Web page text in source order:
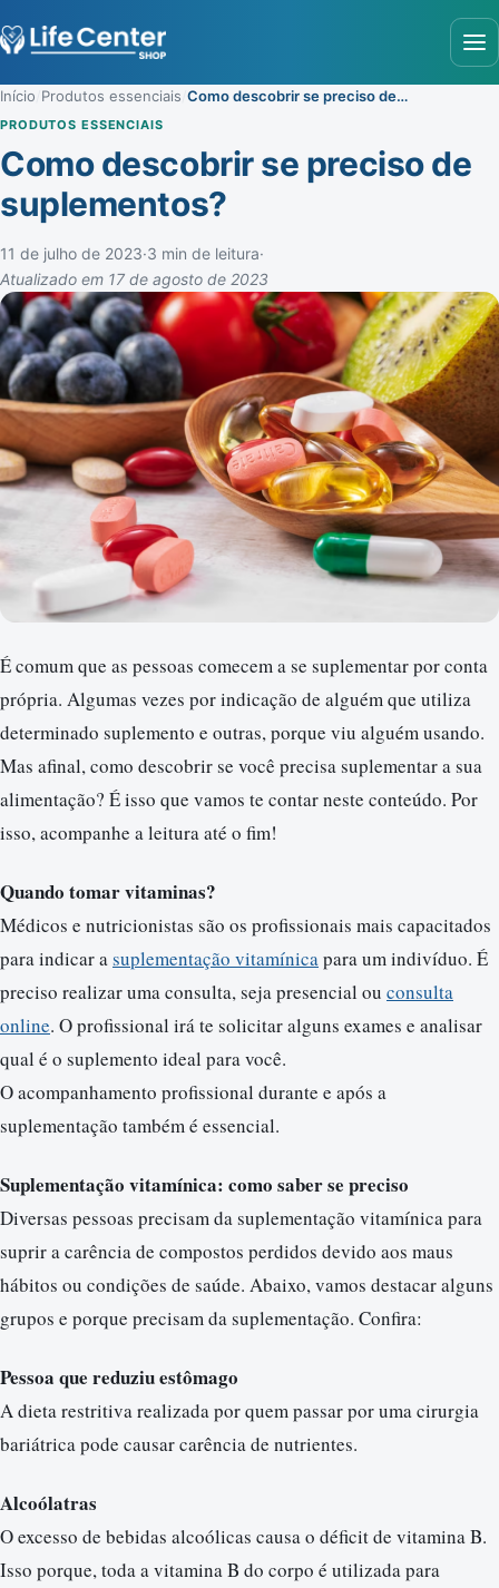
Início Produtos essenciais Como descobrir se preciso de suplementos?
PRODUTOS ESSENCIAIS
Como descobrir se preciso de
suplementos?
11 de julho de 2023·3 min de leitura·
Atualizado em 17 de agosto de 2023
É comum que as pessoas comecem a se suplementar por conta
própria. Algumas vezes por indicação de alguém que utiliza
determinado suplemento e outras, porque viu alguém usando.
Mas afinal, como descobrir se você precisa suplementar a sua
alimentação? É isso que vamos te contar neste conteúdo. Por
isso, acompanhe a leitura até o fim!
Quando tomar vitaminas?
Médicos e nutricionistas são os profissionais mais capacitados
para indicar asuplementação vitamínicapara um indivíduo. É
preciso realizar uma consulta, seja presencial ou consulta
online. O profissional irá te solicitar alguns exames e analisar
qual é o suplemento ideal para você.
O acompanhamento profissional durante e após a
suplementação também é essencial.
Suplementação vitamínica: como saber se preciso
Diversas pessoas precisam da suplementação vitamínica para
suprir a carência de compostos perdidos devido aos maus
hábitos ou condições de saúde. Abaixo, vamos destacar alguns
grupos e porque precisam da suplementação. Confira:
Pessoa que reduziu estômago
A dieta restritiva realizada por quem passar por uma cirurgia
bariátrica pode causar carência de nutrientes.
Alcoólatras
O excesso de bebidas alcoólicas causa o déficit de vitamina B.
Isso porque, toda a vitamina B do corpo é utilizada para